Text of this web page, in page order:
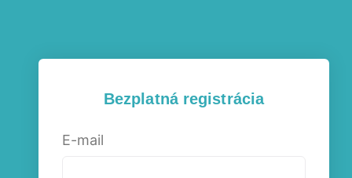
Bezplatná registrácia
E-mail